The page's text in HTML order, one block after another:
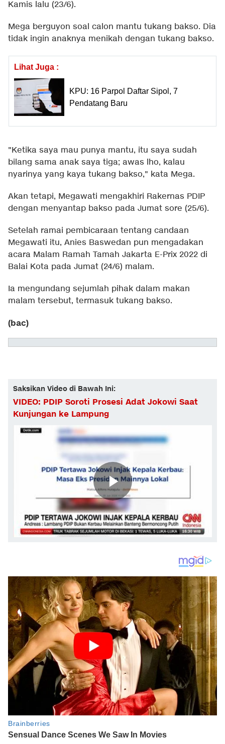
Kamis lalu (23/6).
Mega berguyon soal calon mantu tukang bakso. Dia
tidak ingin anaknya menikah dengan tukang bakso.
Lihat Juga :
KPU: 16 Parpol Daftar Sipol, 7
Pendatang Baru
"Ketika saya mau punya mantu, itu saya sudah
bilang sama anak saya tiga; awas lho, kalau
nyarinya yang kaya tukang bakso," kata Mega.
Akan tetapi, Megawati mengakhiri Rakernas PDIP
dengan menyantap bakso pada Jumat sore (25/6).
Setelah ramai pembicaraan tentang candaan
Megawati itu, Anies Baswedan pun mengadakan
acara Malam Ramah Tamah Jakarta E-Prix 2022 di
Balai Kota pada Jumat (24/6) malam.
Ia mengundang sejumlah pihak dalam makan
malam tersebut, termasuk tukang bakso.
(bac)
Saksikan Video di Bawah Ini:
VIDEO: PDIP Soroti Prosesi Adat Jokowi Saat
Kunjungan ke Lampung